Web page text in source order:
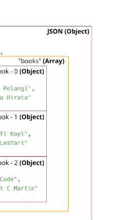
: "Dewi Lestari"